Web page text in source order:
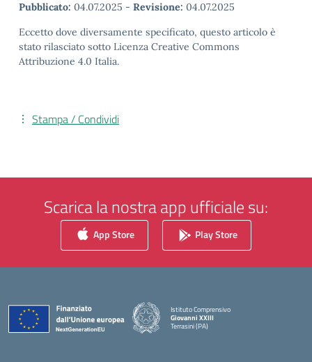
Pubblicato: 04.07.2025 - Revisione: 04.07.2025
Eccetto dove diversamente specificato, questo articolo è
stato rilasciato sotto Licenza Creative Commons
Attribuzione 4.0 Italia.
Stampa / Condividi
Scarica la nostra app ufficiale su:
App Store Play Store
Istituto Comprensivo
Giovanni XXIII
Terrasini (PA)